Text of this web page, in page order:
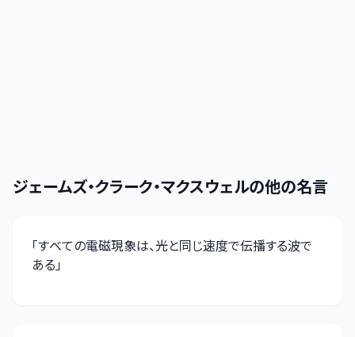
ジェームズ・クラーク・マクスウェルの他の名言
「すべての電磁現象は、光と同じ速度で伝播する波で
ある」